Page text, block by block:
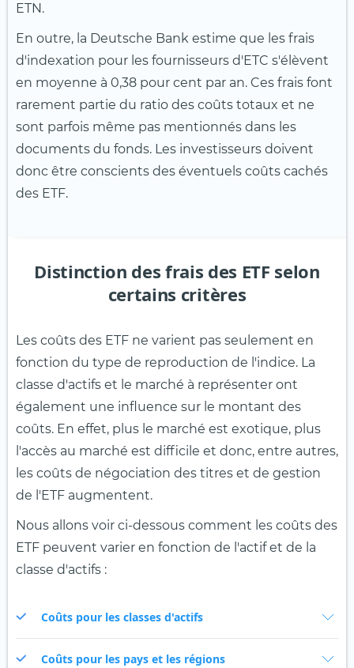
ETN.
En outre, la Deutsche Bank estime que les frais
d'indexation pour les fournisseurs d'ETC s'élèvent
en moyenne à 0,38 pour cent par an. Ces frais font
rarement partie du ratio des coûts totaux et ne
sont parfois même pas mentionnés dans les
documents du fonds. Les investisseurs doivent
donc être conscients des éventuels coûts cachés
des ETF.
Distinction des frais des ETF selon
certains critères
Les coûts des ETF ne varient pas seulement en
fonction du type de reproduction de l'indice. La
classe d'actifs et le marché à représenter ont
également une influence sur le montant des
coûts. En effet, plus le marché est exotique, plus
l'accès au marché est difficile et donc, entre autres,
les coûts de négociation des titres et de gestion
de l'ETF augmentent.
Nous allons voir ci-dessous comment les coûts des
ETF peuvent varier en fonction de l'actif et de la
classe d'actifs :
Coûts pour les classes d'actifs
Coûts pour les pays et les régions